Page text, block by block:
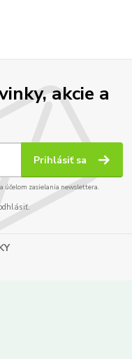
akcie a
Prihlásiť sa
účelom zasielania newslettera.